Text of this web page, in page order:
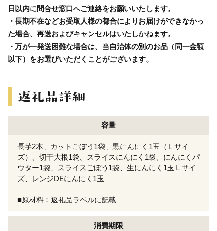
日以内に問合せ窓口へご連絡をお願いいたします。
・長期不在などお受取人様の都合によりお届けができなかっ
た場合、再送およびキャンセルはいたしかねます。
・万が一発送困難な場合は、当自治体の別のお品（同一金額
以下）をお選びいただくことがございます。
容量
長芋2本、カットごぼう1袋、黒にんにく1玉（Ｌサイ
ズ）、切干大根1袋、スライスにんにく1袋、にんにくパ
ウダー1袋、スライスごぼう1袋、生にんにく1玉Ｌサイ
ズ、レンジDEにんにく1玉
■原材料：返礼品ラベルに記載
消費期限